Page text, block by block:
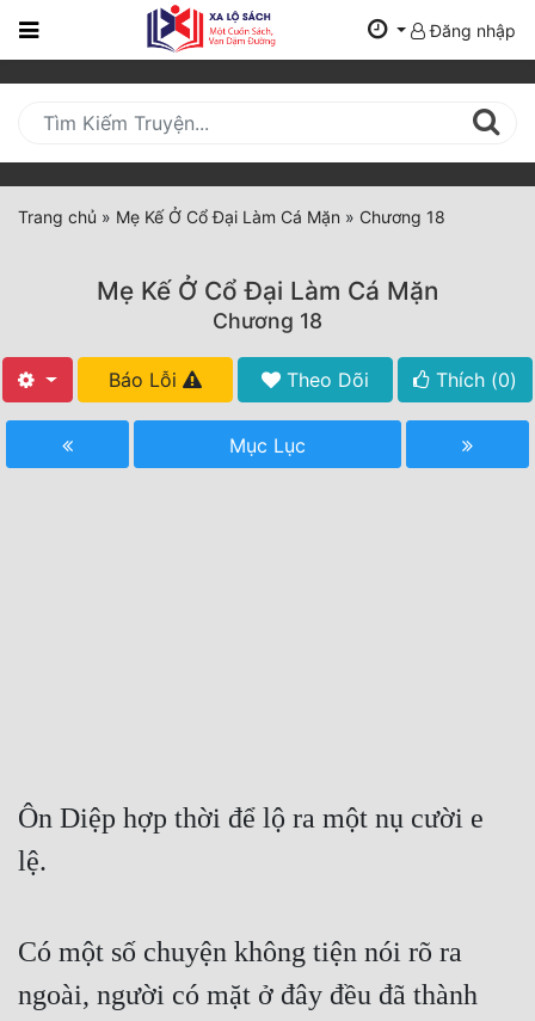
Trang
Mới
Cập
Nhật
(current)
Tất Cả
Truyện ngắn
Xa Lộ Dịch
Cung Đấu
Cạnh Kỹ
Đăng nhập
Trang chủ » Mẹ Kế Ở Cổ Đại Làm Cá Mặn » Chương 18
Mẹ Kế Ở Cổ Đại Làm Cá Mặn
Chương 18
Báo Lỗi Theo Dõi Thích (0)
Mục Lục
Ôn Diệp hợp thời để lộ ra một nụ cười e
lệ.
Có một số chuyện không tiện nói rõ ra
ngoài, người có mặt ở đây đều đã thành